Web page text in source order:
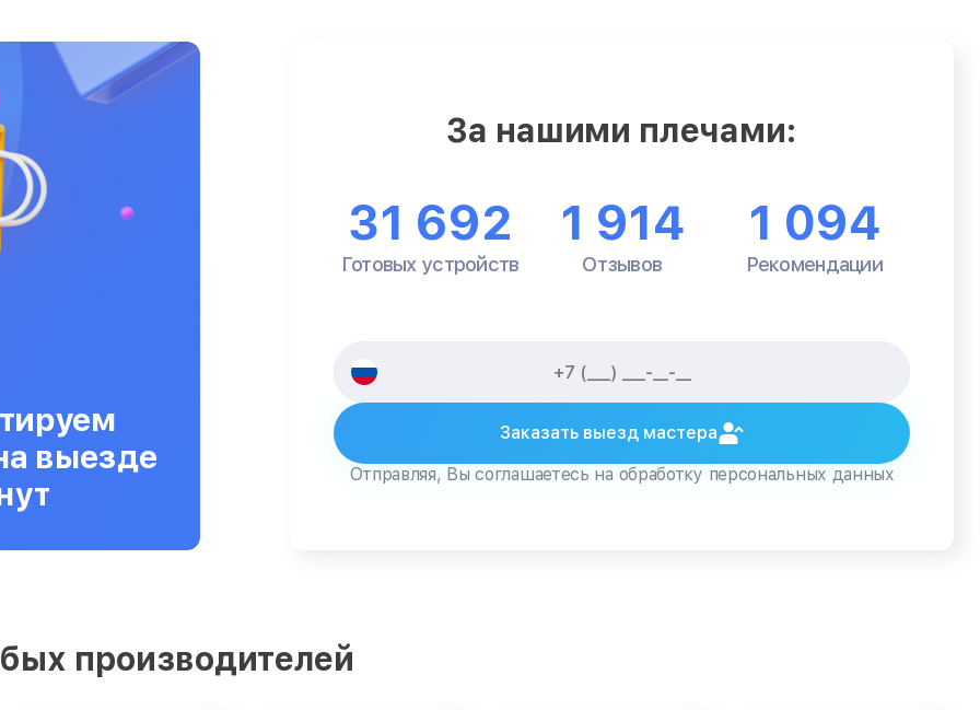
выезде
За нашими плечами:
31 692
Готовых устройств
1 914
Отзывов
1 094
Рекомендации
Заказать выезд мастера
Отправляя, Вы соглашаетесь на обработку персональных данных
производителей